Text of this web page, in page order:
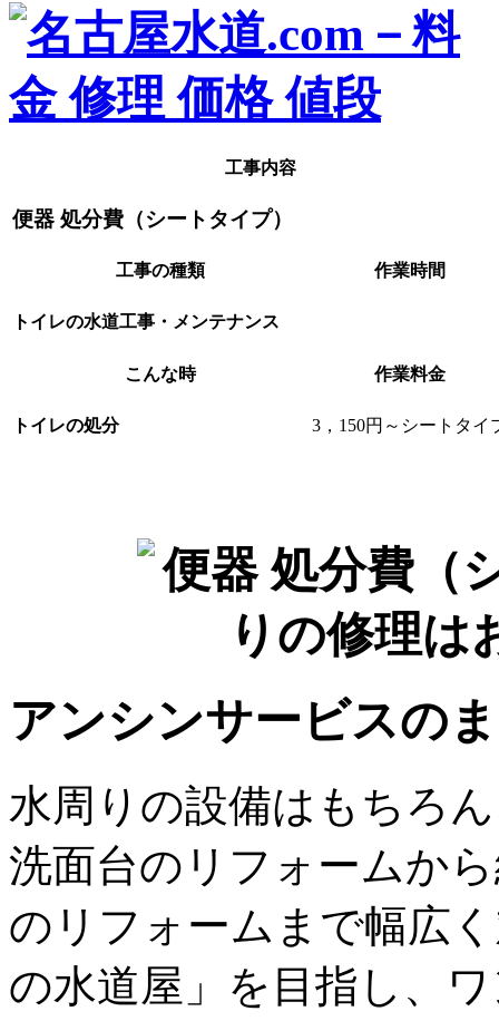
工事内容
便器 処分費（シートタイプ）
工事の種類 作業時間
トイレの水道工事・メンテナンス
こんな時 作業料金
トイレの処分 3，150円～シートタイ
アンシンサービスの
水周りの設備はもちろ
洗面台のリフォームか
のリフォームまで幅広
の水道屋」を目指し、